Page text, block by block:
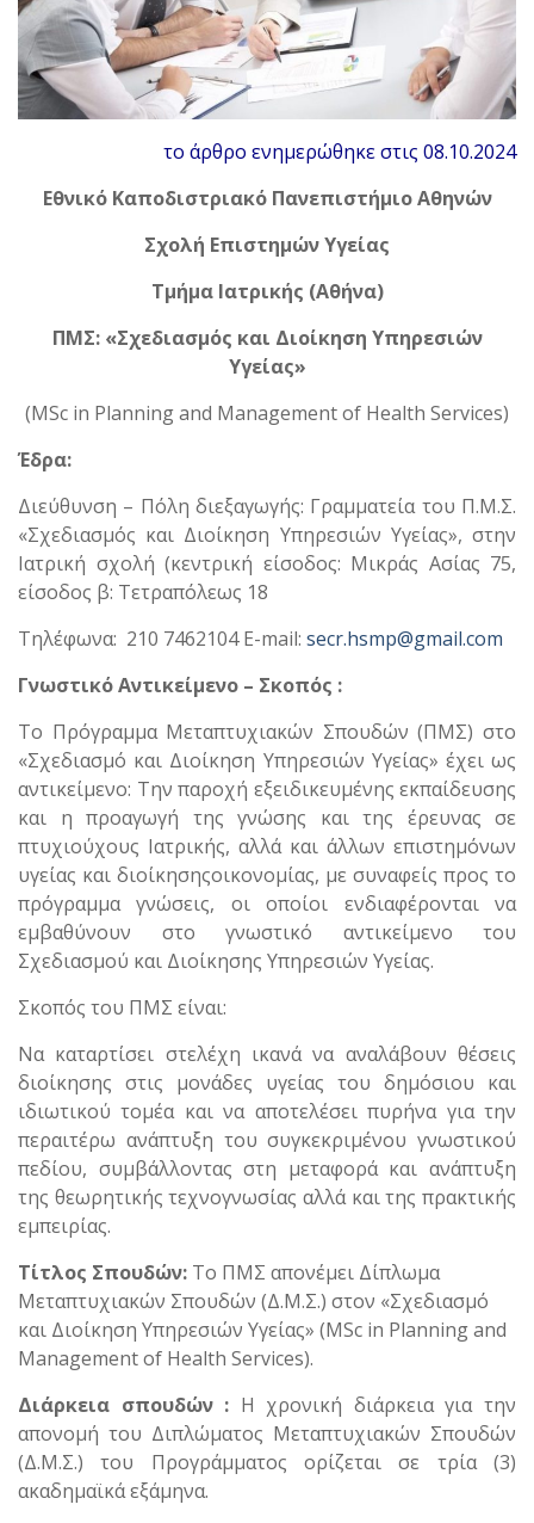
το άρθρο ενημερώθηκε στις 08.10.2024
Εθνικό Καποδιστριακό Πανεπιστήμιο Αθηνών
Σχολή Επιστημών Υγείας
Τμήμα Ιατρικής (Αθήνα)
ΠΜΣ: «Σχεδιασμός και Διοίκηση Υπηρεσιών
Υγείας»
(MSc in Planning and Management of Health Services)
Έδρα:
Διεύθυνση – Πόλη διεξαγωγής: Γραμματεία του Π.Μ.Σ.
«Σχεδιασμός και Διοίκηση Υπηρεσιών Υγείας», στην
Ιατρική σχολή (κεντρική είσοδος: Μικράς Ασίας 75,
είσοδος β: Τετραπόλεως 18
Τηλέφωνα: 210 7462104 E-mail: secr.hsmp@gmail.com
Γνωστικό Αντικείμενο – Σκοπός :
Το Πρόγραμμα Μεταπτυχιακών Σπουδών (ΠΜΣ) στο
«Σχεδιασμό και Διοίκηση Υπηρεσιών Υγείας» έχει ως
αντικείμενο: Την παροχή εξειδικευμένης εκπαίδευσης
και η προαγωγή της γνώσης και της έρευνας σε
πτυχιούχους Ιατρικής, αλλά και άλλων επιστημόνων
υγείας και διοίκησηςοικονομίας, με συναφείς προς το
πρόγραμμα γνώσεις, οι οποίοι ενδιαφέρονται να
εμβαθύνουν στο γνωστικό αντικείμενο του
Σχεδιασμού και Διοίκησης Υπηρεσιών Υγείας.
Σκοπός του ΠΜΣ είναι:
Να καταρτίσει στελέχη ικανά να αναλάβουν θέσεις
διοίκησης στις μονάδες υγείας του δημόσιου και
ιδιωτικού τομέα και να αποτελέσει πυρήνα για την
περαιτέρω ανάπτυξη του συγκεκριμένου γνωστικού
πεδίου, συμβάλλοντας στη μεταφορά και ανάπτυξη
της θεωρητικής τεχνογνωσίας αλλά και της πρακτικής
εμπειρίας.
Τίτλος Σπουδών: Το ΠΜΣ απονέμει Δίπλωμα
Μεταπτυχιακών Σπουδών (Δ.Μ.Σ.) στον «Σχεδιασμό
και Διοίκηση Υπηρεσιών Υγείας» (MSc in Planning and
Management of Health Services).
Διάρκεια σπουδών : Η χρονική διάρκεια για την
απονομή του Διπλώματος Μεταπτυχιακών Σπουδών
(Δ.Μ.Σ.) του Προγράμματος ορίζεται σε τρία (3)
ακαδημαϊκά εξάμηνα.